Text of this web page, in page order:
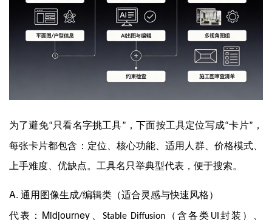
为了避免“只看名字挑工具” ，下面按工具定位写成“卡片” ，
每张卡片都包含：定位、核心功能、适用人群、价格模式、
上手难度、优缺点。工具名只举典型代表，便于搜索。
A. 通用图像生成/编辑类（适合灵感与快速风格）
代表： Midjourney Stable Diffusion（含各类 UI封装）、